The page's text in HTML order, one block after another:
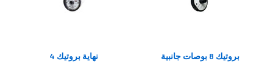
نهاية بروتيك 4 بروتيك 8 بوصات جانبية